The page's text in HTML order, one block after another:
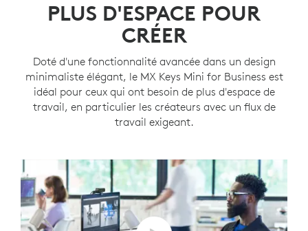
PLUS D'ESPACE POUR
CRÉER
Doté d'une fonctionnalité avancée dans un design
minimaliste élégant, le MX Keys Mini for Business est
idéal pour ceux qui ont besoin de plus d'espace de
travail, en particulier les créateurs avec un flux de
travail exigeant.